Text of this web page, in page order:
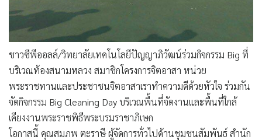
ชาวซีพีออลล์/วิทยาลัยเทคโนโลยีปัญญาภิวัฒน์ร่วมกิจกรรม Big ที่
บริเวณท้องสนามหลวง สมาชิกโครงการจิตอาสา หน่วย
พระราชทานและประชาชนจิตอาสาเราทำความดีด้วยหัวใจ ร่วมกัน
จัดกิจกรรม Big Cleaning Day บริเวณพื้นที่จัดงานและพื้นที่ใกล้
เคียงงานพระราชพิธีพระบรมราชาภิเษก
โอกาสนี้ คุณสมภพ ตะราษี ผู้จัดการทั่วไปด้านชุมชนสัมพันธ์ สำนัก